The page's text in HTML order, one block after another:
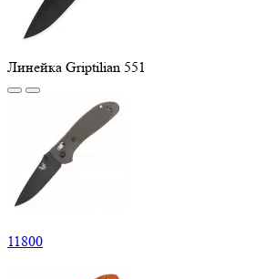
Линейка Griptilian 551
11800